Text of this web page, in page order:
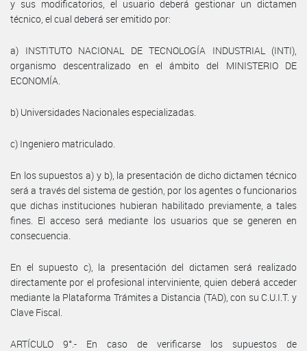
y sus modificatorios, el usuario deberá gestionar un dictamen
técnico, el cual deberá ser emitido por:
a) INSTITUTO NACIONAL DE TECNOLOGÍA INDUSTRIAL (INTI),
organismo descentralizado en el ámbito del MINISTERIO DE
ECONOMÍA.
b) Universidades Nacionales especializadas.
c) Ingeniero matriculado.
En los supuestos a) y b), la presentación de dicho dictamen técnico
será a través del sistema de gestión, por los agentes o funcionarios
que dichas instituciones hubieran habilitado previamente, a tales
fines. El acceso será mediante los usuarios que se generen en
consecuencia.
En el supuesto c), la presentación del dictamen será realizado
directamente por el profesional interviniente, quien deberá acceder
mediante la Plataforma Trámites a Distancia (TAD), con su C.U.I.T. y
Clave Fiscal.
ARTÍCULO 9°.- En caso de verificarse los supuestos de